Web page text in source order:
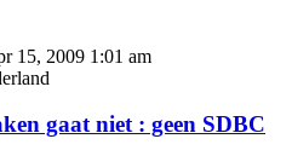
15, 2009 1:01 am
gaat niet : geen SDBC